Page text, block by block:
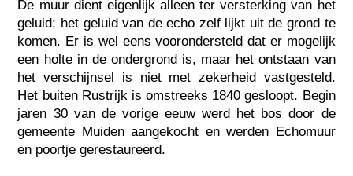
De muur dient eigenlijk alleen ter versterking van het
geluid; het geluid van de echo zelf lijkt uit de grond te
komen. Er is wel eens voorondersteld dat er mogelijk
een holte in de ondergrond is, maar het ontstaan van
het verschijnsel is niet met zekerheid vastgesteld.
Het buiten Rustrijk is omstreeks 1840 gesloopt. Begin
jaren 30 van de vorige eeuw werd het bos door de
gemeente Muiden aangekocht en werden Echomuur
en poortje gerestaureerd.